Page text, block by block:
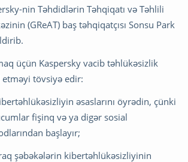
nin Təhdidlərin Təhqiqatı və Təhlili
(GReAT) baş təhqiqatçısı Sonsu Park
üçün Kaspersky vacib təhlükəsizlik
etməyi tövsiyə edir:
əsaslarını öyrədin, çünki
fişinq və ya digər sosial
başlayır;
şəbəkələrin kibertəhlükəsizliyinin